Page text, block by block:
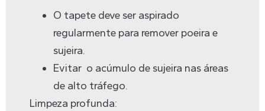
O tapete deve ser aspirado
regularmente para remover poeira e
sujeira.
Evitar o acúmulo de sujeira nas áreas
de alto tráfego.
Limpeza profunda: